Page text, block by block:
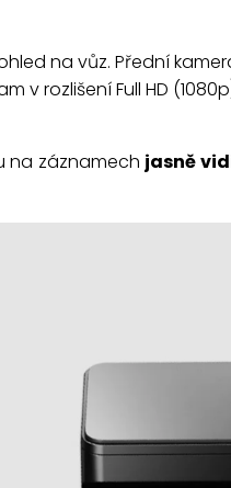
na vůz. Přední
v rozlišení Full HD
na záznamech jasně